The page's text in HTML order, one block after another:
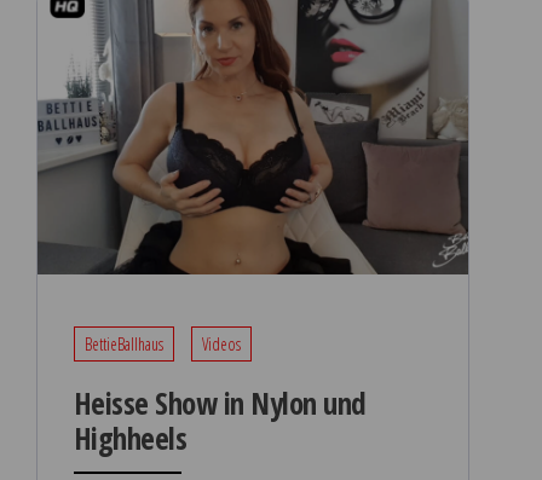
BettieBallhaus Videos
Heisse Show in Nylon und
Highheels